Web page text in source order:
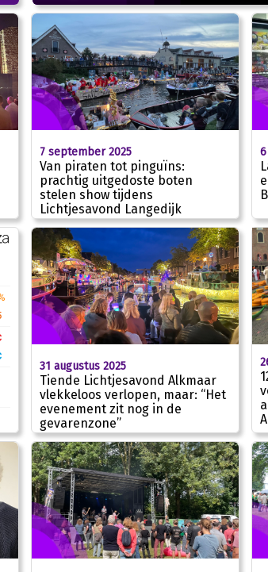
7 september 2025
Van piraten tot pinguïns:
prachtig uitgedoste boten
stelen show tijdens
Lichtjesavond Langedijk
31 augustus 2025
Tiende Lichtjesavond Alkmaar
vlekkeloos verlopen, maar: “Het
evenement zit nog in de
gevarenzone”